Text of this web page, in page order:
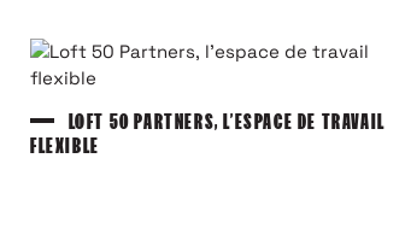
LOFT 50 PARTNERS, L’ESPACE DE TRAVAIL
FLEXIBLE